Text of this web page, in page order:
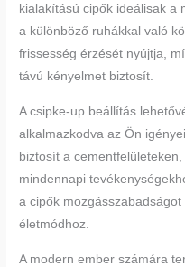
kialakítású cipők ideálisak a
a különböző ruhákkal való
frissesség érzését nyújtja,
távú kényelmet biztosít.
A csipke-up beállítás
alkalmazkodva az Ön
biztosít a
mindennapi
a cipők
életmódhoz.
A modern ember számára